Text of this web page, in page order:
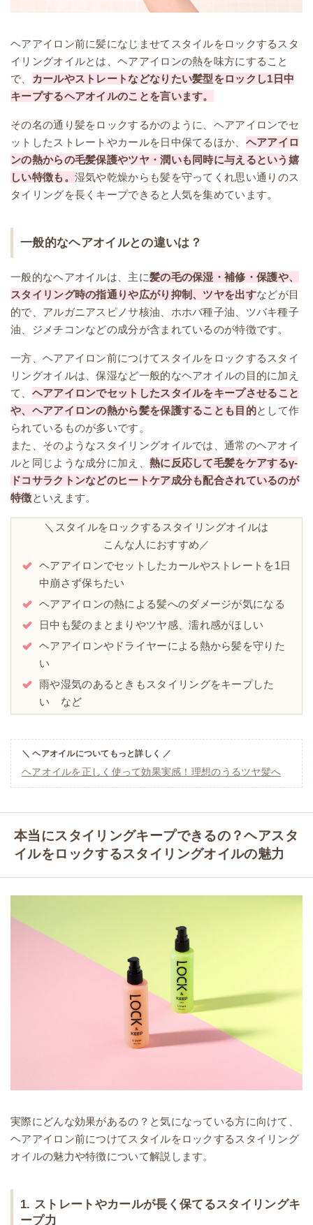
ヘアアイロン前に髪になじませてスタイルをロックするスタ
イリングオイルとは、ヘアアイロンの熱を味方にすること
で、
カールやストレートなどなりたい髪型をロックし1日中
キープするヘアオイルのことを言います。
その名の通り髪をロックするかのように、ヘアアイロンでセ
ットしたストレートやカールを日中保てるほか、 ヘアアイロ
ンの熱からの毛髪保護やツヤ・潤いも同時に与えるという嬉
しい特徴も。 湿気や乾燥からも髪を守ってくれ思い通りのス
タイリングを長くキープできると人気を集めています。
一般的なヘアオイルとの違いは？
一般的なヘアオイルは、主に髪の毛の保湿・補修・保護や、
スタイリング時の指通りや広がり抑制、ツヤを出すなどが目
的で、アルガニアスピノサ核油、ホホバ種子油、ツバキ種子
油、ジメチコンなどの成分が含まれているのが特徴です。
一方、ヘアアイロン前につけてスタイルをロックするスタイ
リングオイルは、保湿など一般的なヘアオイルの目的に加え
て、 ヘアアイロンでセットしたスタイルをキープさせること
や、ヘアアイロンの熱から髪を保護することも目的として作
られているものが多いです。
また、そのようなスタイリングオイルでは、通常のヘアオイ
ルと同じような成分に加え、 熱に反応して毛髪をケアするγ-
ドコサラクトンなどのヒートケア成分も配合されているのが
特徴といえます。
＼スタイルをロックするスタイリングオイルは
こんな人におすすめ／
ヘアアイロンでセットしたカールやストレートを1日
中崩さず保ちたい
ヘアアイロンの熱による髪へのダメージが気になる
日中も髪のまとまりやツヤ感、濡れ感がほしい
ヘアアイロンやドライヤーによる熱から髪を守りた
い
雨や湿気のあるときもスタイリングをキープした
い など
＼ ヘアオイルについてもっと詳しく ／
ヘアオイルを正しく使って効果実感！理想のうるツヤ髪へ
本当にスタイリングキープできるの？ヘアスタ
イルをロックするスタイリングオイルの魅力
実際にどんな効果があるの？と気になっている方に向けて、
ヘアアイロン前につけてスタイルをロックするスタイリング
オイルの魅力や特徴について解説します。
1. ストレートやカールが長く保てるスタイリングキ
ープ力